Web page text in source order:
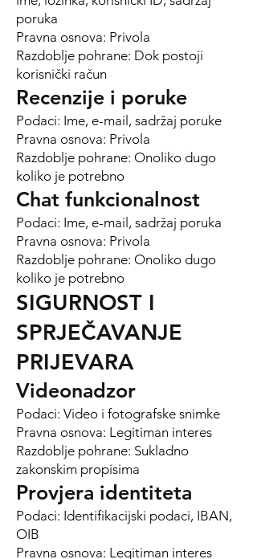
poruka
Pravna osnova: Privola
Razdoblje pohrane: Dok postoji
korisnički račun
Recenzije i poruke
Podaci: Ime, e-mail, sadržaj poruke
Pravna osnova: Privola
Razdoblje pohrane: Onoliko dugo
koliko je potrebno
Chat funkcionalnost
Podaci: Ime, e-mail, sadržaj poruka
Pravna osnova: Privola
Razdoblje pohrane: Onoliko dugo
koliko je potrebno
SIGURNOST I
SPRJEČAVANJE
PRIJEVARA
Videonadzor
Podaci: Video i fotografske snimke
Pravna osnova: Legitiman interes
Razdoblje pohrane: Sukladno
zakonskim propisima
Provjera identiteta
Podaci: Identifikacijski podaci, IBAN,
OIB
Pravna osnova: Legitiman interes